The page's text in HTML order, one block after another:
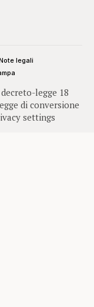
legge 18
di conversione
settings
legali